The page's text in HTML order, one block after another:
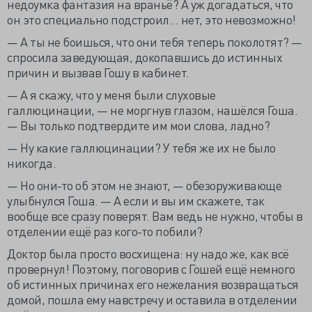
недоумка фантазия на враньё? А уж догадаться, что
он это специально подстроил... нет, это невозможно!
— А ты не боишься, что они тебя теперь поколотят? —
спросила заведующая, докопавшись до истинных
причин и вызвав Гошу в кабинет.
— А я скажу, что у меня были слуховые
галлюцинации, — не моргнув глазом, нашёлся Гоша.
— Вы только подтвердите им мои слова, ладно?
— Ну какие галлюцинации? У тебя же их не было
никогда.
— Но они-то об этом не знают, — обезоруживающе
улыбнулся Гоша. — А если и вы им скажете, так
вообще все сразу поверят. Вам ведь не нужно, чтобы в
отделении ещё раз кого-то побили?
Доктор была просто восхищена: ну надо же, как всё
провернул! Поэтому, поговорив с Гошей ещё немного
об истинных причинах его нежелания возвращаться
домой, пошла ему навстречу и оставила в отделении